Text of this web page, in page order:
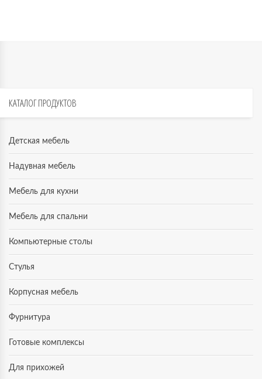
КАТАЛОГПРОДУКТОВ
Детская мебель
Надувная мебель
Мебель для кухни
Мебель для спальни
Компьютерные столы
Стулья
Корпусная мебель
Фурнитура
Готовые комплексы
Для прихожей